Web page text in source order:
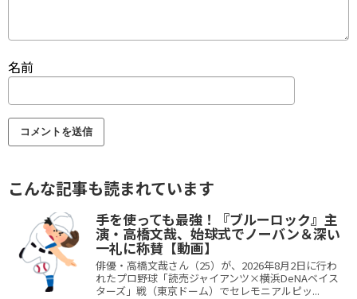
名前
こんな記事も読まれています
手を使っても最強！『ブルーロック』主
演・高橋文哉、始球式でノーバン＆深い
一礼に称賛【動画】
俳優・高橋文哉さん（25）が、2026年8月2日に行わ
れたプロ野球「読売ジャイアンツ×横浜DeNAベイス
ターズ」戦（東京ドーム）でセレモニアルピッ...